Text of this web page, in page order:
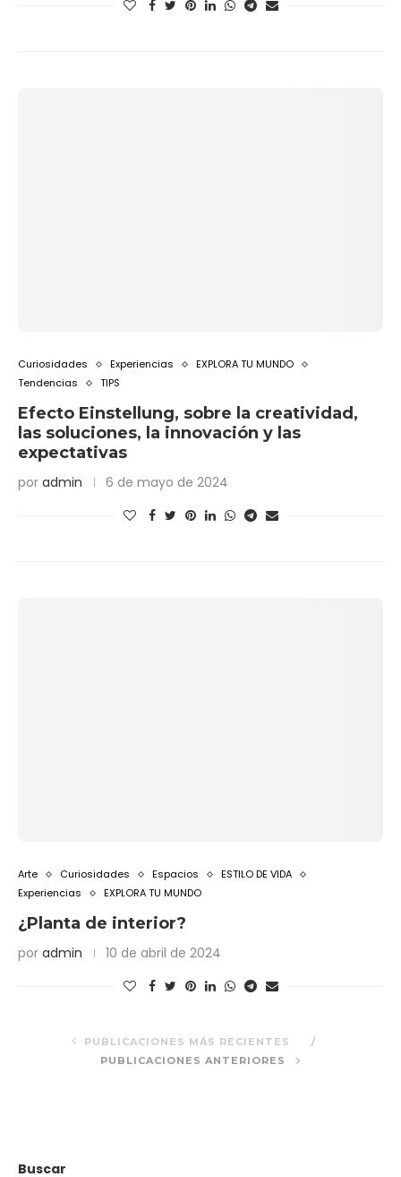
Curiosidades Experiencias
EXPLORA TU MUNDO
Tendencias
TIPS
Efecto Einstellung, sobre la creatividad,
las soluciones, la innovación y las
expectativas
por admin 6 de mayo de 2024
Arte Curiosidades Espacios
ESTILO DE VIDA
Experiencias
EXPLORA TU MUNDO
¿Planta de interior?
por admin 10 de abril de 2024
PUBLICACIONES MÁS RECIENTES
PUBLICACIONES ANTERIORES
Buscar